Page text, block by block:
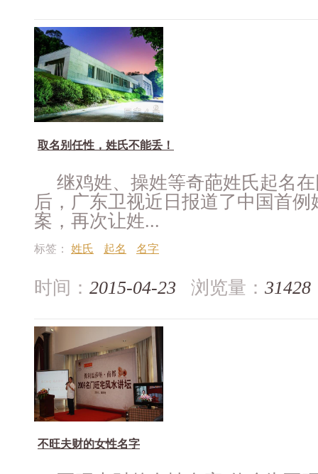
取名别任性，姓氏不能丢！
继鸡姓、操姓等奇葩姓氏起名
后，广东卫视近日报道了中国首
案，再次让姓...
标签： 姓氏 起名 名字
时间： 2015-04-23 浏览量： 31428
不旺夫财的女性名字